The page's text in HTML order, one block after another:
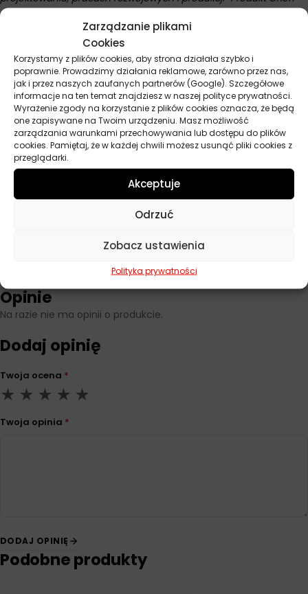
Zarządzanie plikami
Cookies
Korzystamy z plików cookies, aby strona działała szybko i
poprawnie. Prowadzimy działania reklamowe, zarówno przez nas,
jak i przez naszych zaufanych partnerów (Google). Szczegółowe
informacje na ten temat znajdziesz w naszej polityce prywatności.
Wyrażenie zgody na korzystanie z plików cookies oznacza, że będą
one zapisywane na Twoim urządzeniu. Masz możliwość
zarządzania warunkami przechowywania lub dostępu do plików
cookies. Pamiętaj, że w każdej chwili możesz usunąć pliki cookies z
przeglądarki.
Akceptuje
Odrzuć
Zobacz ustawienia
Polityka prywatności
platinum classic gas 5W40 4.5l odpowiada na potrzeby
wymagających klientów.
Parametry techniczne
Producent Orlen
Baza Syntetyczny
5W-40
Opinie
Na razie nie ma opinii o produkcie.
Dodaj opinię
Twoja ocena *
Twoja opinia *
DODAJ OPINIĘ
Podobne produkty